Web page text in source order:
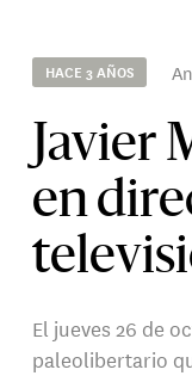
HACE 3 AÑOS
Javier
en
El jueves 26 de
paleolibertario